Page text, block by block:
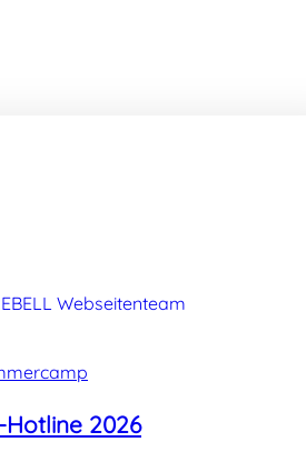
Webseitenteam
2026